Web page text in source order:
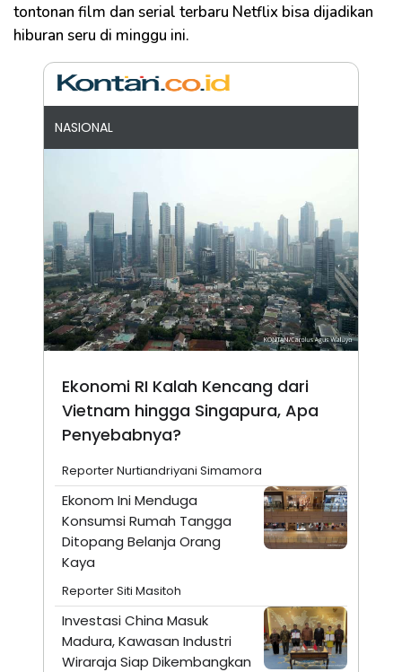
tontonan film dan serial terbaru Netflix bisa dijadikan
hiburan seru di minggu ini.
NASIONAL
Ekonomi RI Kalah Kencang dari
Vietnam hingga Singapura, Apa
Penyebabnya?
Reporter Nurtiandriyani Simamora
Ekonom Ini Menduga
Konsumsi Rumah Tangga
Ditopang Belanja Orang
Kaya
Reporter Siti Masitoh
Investasi China Masuk
Madura, Kawasan Industri
Wiraraja Siap Dikembangkan